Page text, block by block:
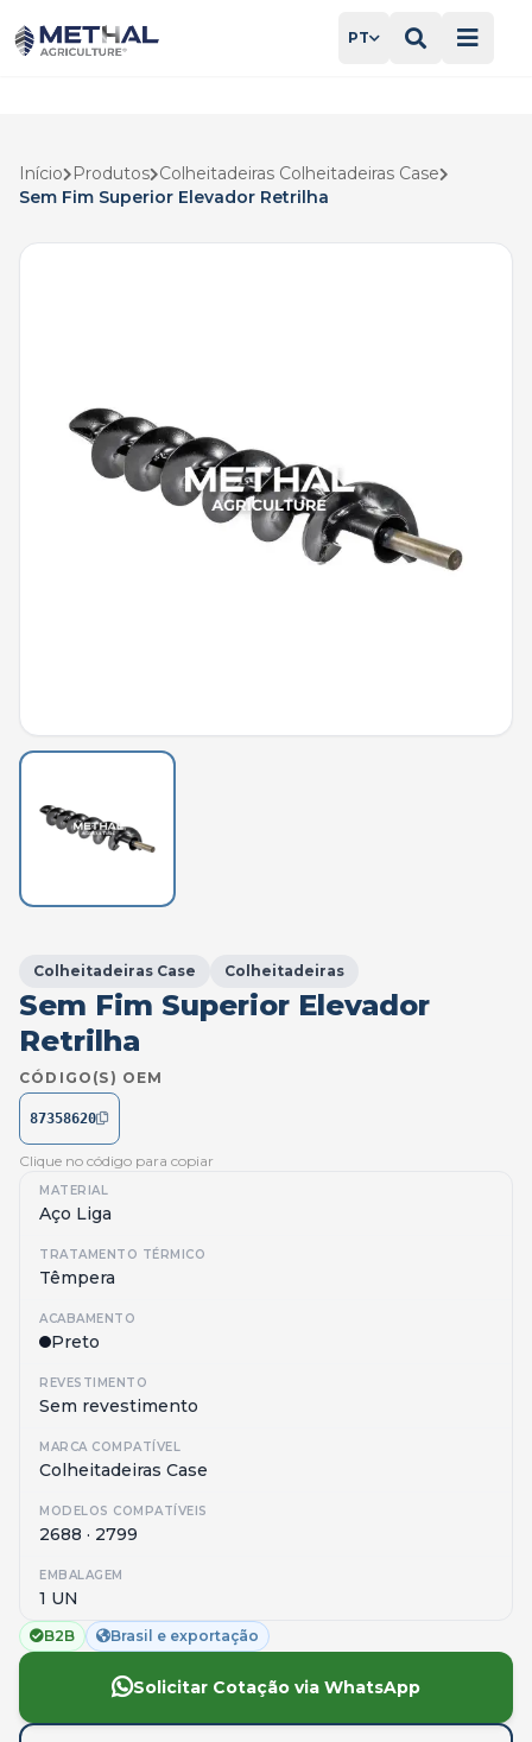
PT
Início Produtos Colheitadeiras Colheitadeiras Case
Sem Fim Superior Elevador Retrilha
Colheitadeiras Case Colheitadeiras
Sem Fim Superior Elevador
Retrilha
CÓDIGO(S) OEM
87358620
Clique no código para copiar
MATERIAL
Aço Liga
TRATAMENTO TÉRMICO
Têmpera
ACABAMENTO
Preto
REVESTIMENTO
Sem revestimento
MARCA COMPATÍVEL
Colheitadeiras Case
MODELOS COMPATÍVEIS
2688 · 2799
EMBALAGEM
1 UN
B2B Brasil e exportação
Solicitar Cotação via WhatsApp